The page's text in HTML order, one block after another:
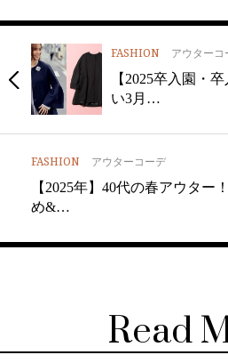
FASHION アウターコ
【2025卒入園・
い3月…
FASHION アウターコーデ
【2025年】40代の春アウター
め&…
Read